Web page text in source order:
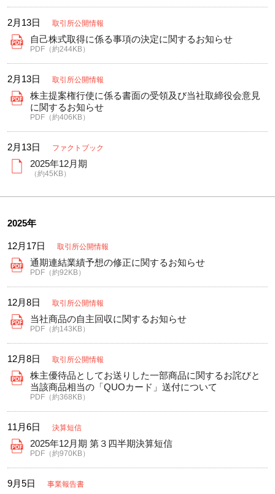
2月13日 取引所公開情報
自己株式取得に係る事項の決定に関するお知らせ
PDF（約244KB）
2月13日 取引所公開情報
株主提案権行使に係る書面の受領及び当社取締役会意見
に関するお知らせ
PDF（約406KB）
2月13日 ファクトブック
2025年12月期
（約45KB）
2025年
12月17日 取引所公開情報
通期連結業績予想の修正に関するお知らせ
PDF（約92KB）
12月8日 取引所公開情報
当社商品の自主回収に関するお知らせ
PDF（約143KB）
12月8日 取引所公開情報
株主優待品としてお送りした一部商品に関するお詫びと
当該商品相当の「QUOカード」送付について
PDF（約368KB）
11月6日 決算短信
2025年12月期 第３四半期決算短信
PDF（約970KB）
9月5日 事業報告書